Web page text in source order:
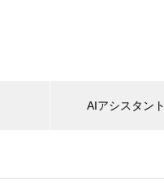
AIアシスタント